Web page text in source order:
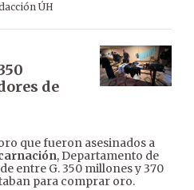
ÚH
de
que fueron asesinados a
, Departamento de
entre G. 350 millones y 370
para comprar oro.